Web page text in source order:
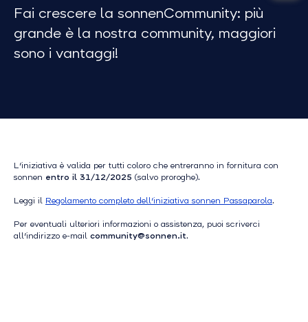
Fai crescere la sonnenCommunity: più
grande è la nostra community, maggiori
sono i vantaggi!
L'iniziativa è valida per tutti coloro che entreranno in fornitura con
sonnen entro il 31/12/2025 (salvo proroghe).
Leggi il Regolamento completo dell'iniziativa sonnen Passaparola.
Per eventuali ulteriori informazioni o assistenza, puoi scriverci
all'indirizzo e-mail community@sonnen.it.